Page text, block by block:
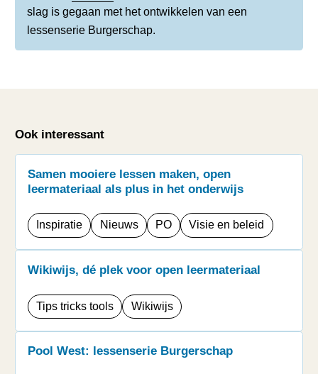
slag is gegaan met het ontwikkelen van een
lessenserie Burgerschap.
Ook interessant
Samen mooiere lessen maken, open
leermateriaal als plus in het onderwijs
Inspiratie Nieuws PO Visie en beleid
Wikiwijs, dé plek voor open leermateriaal
Tips tricks tools Wikiwijs
Pool West: lessenserie Burgerschap